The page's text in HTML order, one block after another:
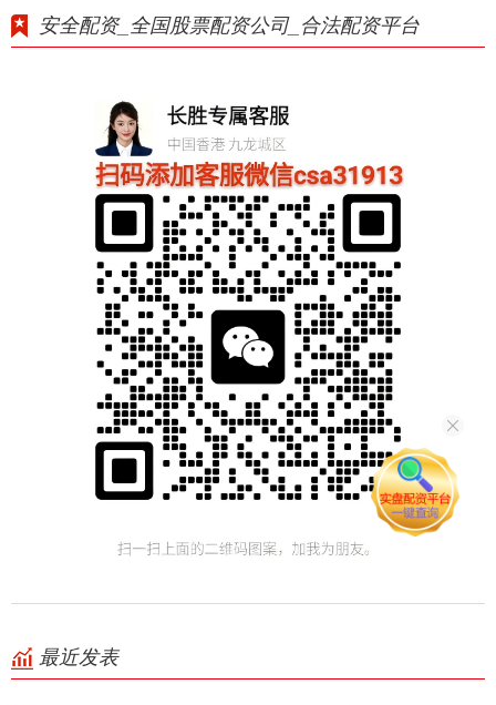
安全配资_全国股票配资公司_合法配资平台
最近发表